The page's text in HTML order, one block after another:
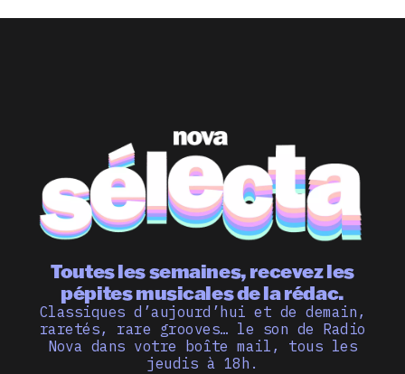
Toutes les semaines, recevez les
pépites musicales de la rédac.
Classiques d’aujourd’hui et de demain,
raretés, rare grooves… le son de Radio
Nova dans votre boîte mail, tous les
jeudis à 18h.